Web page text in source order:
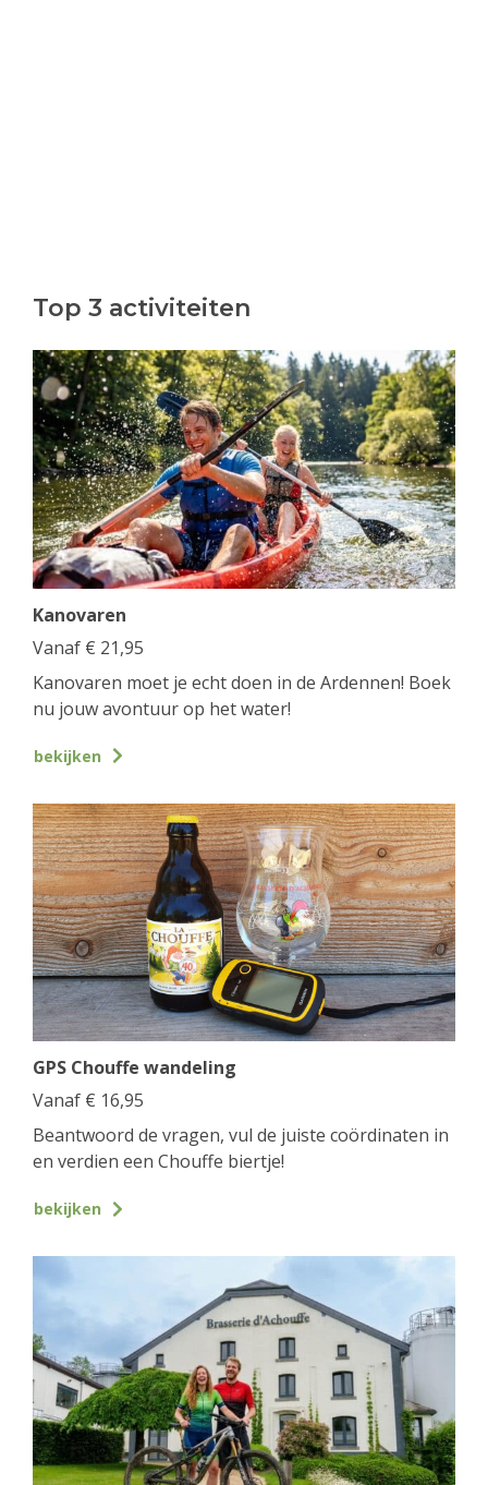
Top 3 activiteiten
Kanovaren
Vanaf € 21,95
Kanovaren moet je echt doen in de Ardennen! Boek
nu jouw avontuur op het water!
bekijken
GPS Chouffe wandeling
Vanaf € 16,95
Beantwoord de vragen, vul de juiste coördinaten in
en verdien een Chouffe biertje!
bekijken